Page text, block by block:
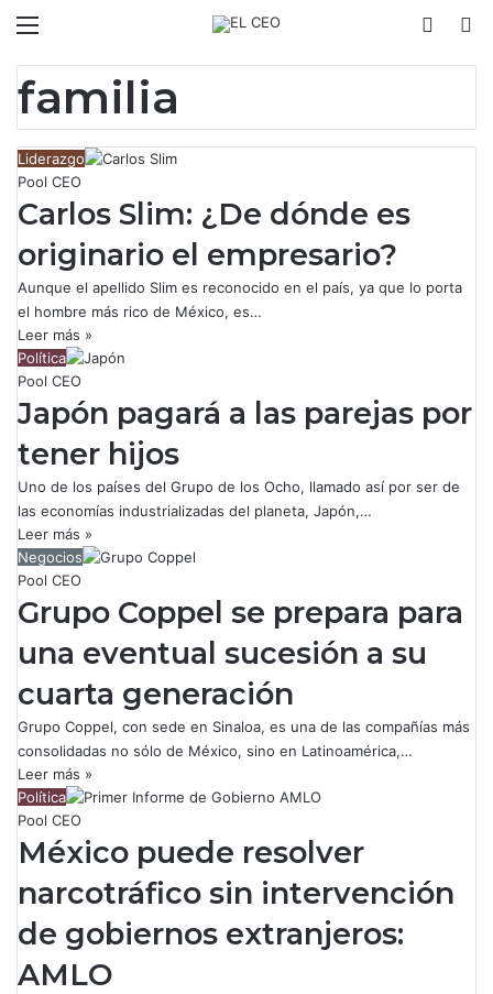
familia
Liderazgo
Pool CEO
Carlos Slim: ¿De dónde es
originario el empresario?
Aunque el apellido Slim es reconocido en el país, ya que lo porta
el hombre más rico de México, es…
Leer más »
Política
Pool CEO
Japón pagará a las parejas por
tener hijos
Uno de los países del Grupo de los Ocho, llamado así por ser de
las economías industrializadas del planeta, Japón,…
Leer más »
Negocios
Pool CEO
Grupo Coppel se prepara para
una eventual sucesión a su
cuarta generación
Grupo Coppel, con sede en Sinaloa, es una de las compañías más
consolidadas no sólo de México, sino en Latinoamérica,…
Leer más »
Política
Pool CEO
México puede resolver
narcotráfico sin intervención
de gobiernos extranjeros:
AMLO